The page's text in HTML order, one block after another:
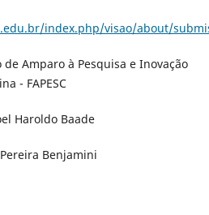
index.php/visao/about/
Amparo à Pesquisa e Inovação
- FAPESC
Haroldo Baade
Benjamini